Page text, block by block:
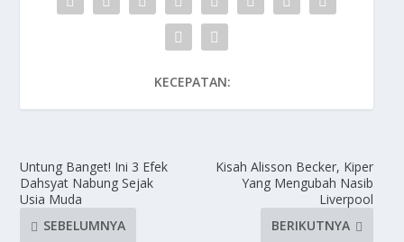
KECEPATAN:
Untung Banget! Ini 3 Efek
Dahsyat Nabung Sejak
Usia Muda
SEBELUMNYA
Kisah Alisson Becker, Kiper
Yang Mengubah Nasib
Liverpool
BERIKUTNYA